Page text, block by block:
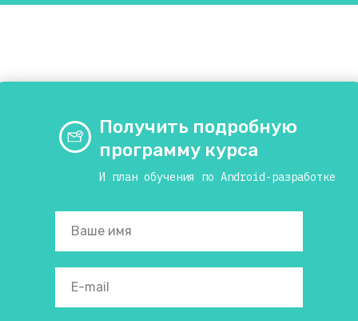
Получить подробную
программу курса
И план обучения по Android-разработке
Ваше имя
E-mail